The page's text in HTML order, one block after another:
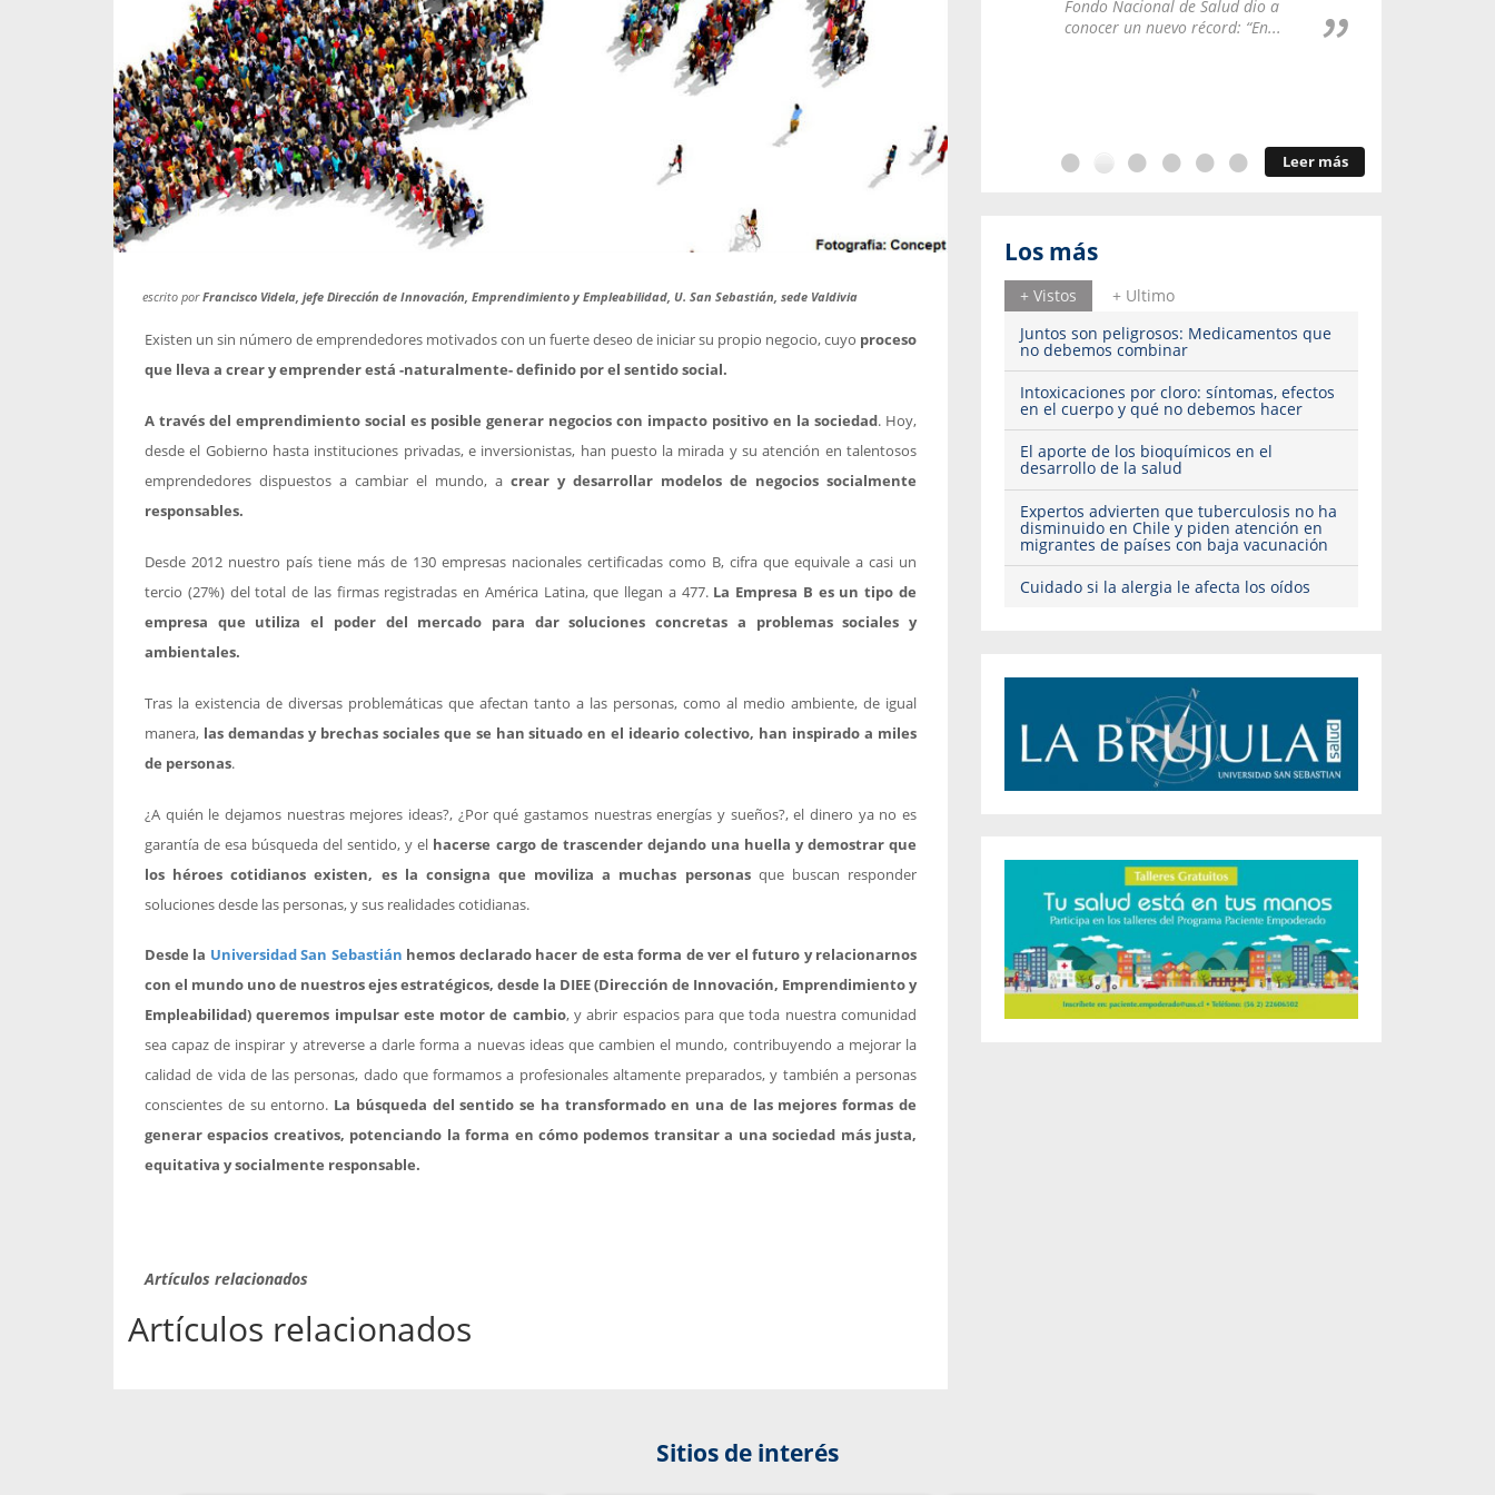
escrito porFrancisco Videla, jefe Dirección de Innovación, Emprendimiento y Empleabilidad, U. San Sebastián, sede Valdivia
Existen un sin número de emprendedores motivados con un fuerte deseo de iniciar su propio negocio, cuyo proceso
que lleva a crear y emprender está -naturalmente- definido por el sentido social.
A través del emprendimiento social es posible generar negocios con impacto positivo en la sociedad. Hoy,
desde el Gobierno hasta instituciones privadas, e inversionistas, han puesto la mirada y su atención en talentosos
emprendedores dispuestos a cambiar el mundo, a crear y desarrollar modelos de negocios socialmente
responsables.
Desde 2012 nuestro país tiene más de 130 empresas nacionales certificadas como B, cifra que equivale a casi un
tercio (27%) del total de las firmas registradas en América Latina, que llegan a 477.La Empresa B es un tipo de
empresa que utiliza el poder del mercado para dar soluciones concretas a problemas sociales y
ambientales.
Tras la existencia de diversas problemáticas que afectan tanto a las personas, como al medio ambiente, de igual
manera, las demandas y brechas sociales que se han situado en el ideario colectivo, han inspirado a miles
de personas.
¿A quién le dejamos nuestras mejores ideas?, ¿Por qué gastamos nuestras energías y sueños?, el dinero ya no es
garantía de esa búsqueda del sentido, y el hacerse cargo de trascender dejando una huella y demostrar que
los héroes cotidianos existen, es la consigna que moviliza a muchas personasque buscan responder
soluciones desde las personas, y sus realidades cotidianas.
Desde la Universidad San Sebastián hemos declarado hacer de esta forma de ver el futuro y relacionarnos
con el mundo uno de nuestros ejes estratégicos, desde la DIEE (Dirección de Innovación, Emprendimiento y
Empleabilidad) queremos impulsar este motor de cambio, y abrir espacios para que toda nuestra comunidad
sea capaz de inspirar y atreverse a darle forma a nuevas ideas que cambien el mundo, contribuyendo a mejorar la
calidad de vida de las personas, dado que formamos a profesionales altamente preparados, y también a personas
conscientes de su entorno. La búsqueda del sentido se ha transformado en una de las mejores formas de
generar espacios creativos, potenciando la forma en cómo podemos transitar a una sociedad más justa,
equitativa y socialmente responsable.
Artículos relacionados
Artículos relacionados
sobre viajes al extranjero
que deben hacer...
propaga a un gran número de...
enfermedades periodontales. Sin
embargo, estas son las...
Fondo Nacional de Salud dio a
conocer un nuevo récord: “En...
Leer más
Los más
+ Vistos
+ Ultimo
Juntos son peligrosos: Medicamentos que
no debemos combinar
Intoxicaciones por cloro: síntomas, efectos
en el cuerpo y qué no debemos hacer
El aporte de los bioquímicos en el
desarrollo de la salud
Expertos advierten que tuberculosis no ha
disminuido en Chile y piden atención en
migrantes de países con baja vacunación
Cuidado si la alergia le afecta los oídos
Sitios de interés